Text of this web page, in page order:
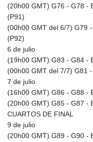
(20h00 GMT) G76 - G78 -
(P91)
(00h00 GMT del 6/7) G79
(P92)
6 de julio
(19h00 GMT) G83 - G84 -
(00h00 GMT del 7/7) G81
7 de julio
(16h00 GMT) G86 - G88 -
(20h00 GMT) G85 - G87 -
CUARTOS DE FINAL
9 de julio
(20h00 GMT) G89 - G90 -